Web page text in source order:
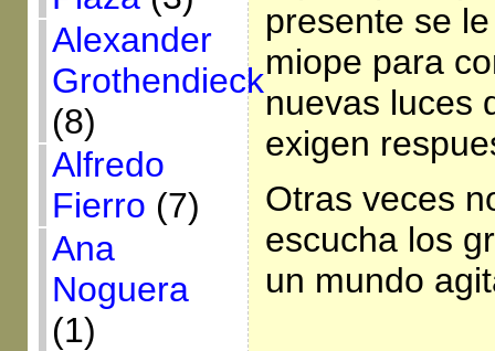
Alexander
Grothendieck
(8)
Alfredo
Fierro (7)
Ana
Noguera
(1)
presente se
miope para
nuevas luces
exigen
Otras veces
escucha los
un mundo